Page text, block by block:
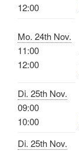
12:00
Mo. 24th Nov.
11:00
12:00
Di. 25th Nov.
09:00
10:00
Di. 25th Nov.